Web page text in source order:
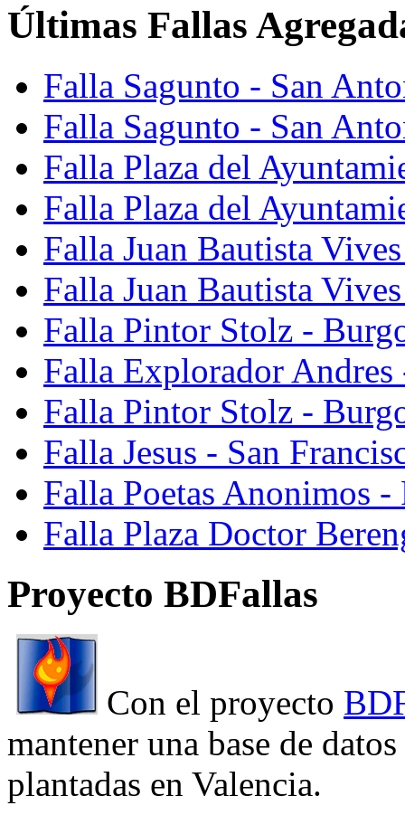
Últimas Fallas
Falla Sagunto - San
Falla Sagunto - San
Falla Plaza del
Falla Plaza del
Falla Juan Bautista
Falla Juan Bautista
Falla Pintor Stolz -
Falla Explorador Andres
Falla Pintor Stolz -
Falla Jesus - San
Falla Poetas Anonimos
Falla Plaza Doctor
Proyecto BDFallas
Con el proyecto
mantener una base de
plantadas en Valencia.